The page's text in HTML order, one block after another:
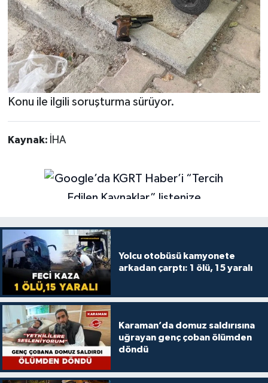
Konu ile ilgili soruşturma sürüyor.
Kaynak: İHA
Yolcu otobüsü kamyonete
arkadan çarptı: 1 ölü, 15 yaralı
Karaman’da domuz saldırısına
uğrayan genç çoban ölümden
döndü